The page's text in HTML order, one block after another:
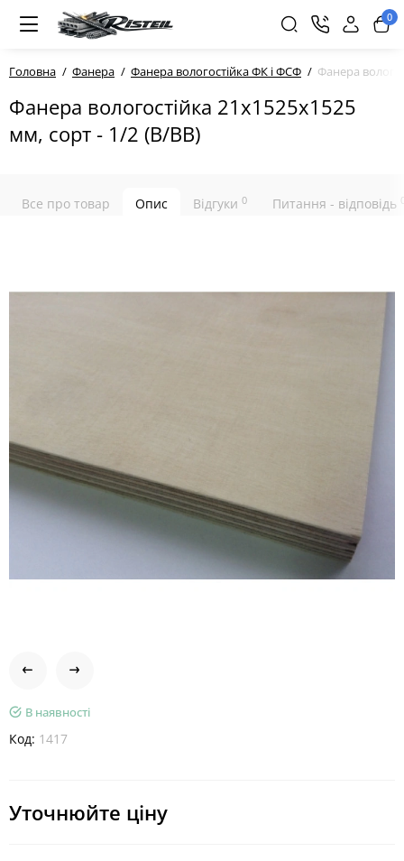
0
Головна Фанера Фанера вологостійка ФК і ФСФ Фанера
Фанера вологостійка 21х1525х1525
мм, сорт - 1/2 (В/ВВ)
Все про товар Опис Відгуки 0 Питання - відповідь
В наявності
Код: 1417
Уточнюйте ціну